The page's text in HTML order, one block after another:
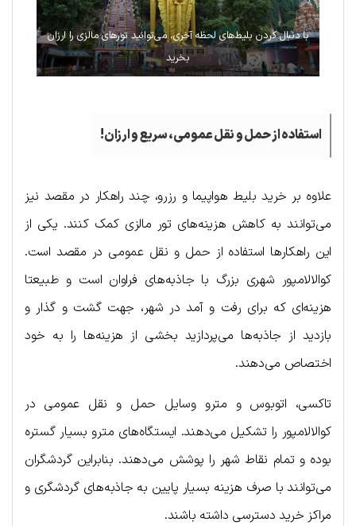
با دنبال کردن بلیط‌های لحظه آخری، می‌توانید تورهای مالزی را ارزان
بخرید
استفاده از حمل و نقل عمومی، سریع و ارزان!
علاوه بر خرید بلیط هواپیما و رزرو، چند راهکار در مقصد نیز
می‌توانند به کاهش هزینه‌های تور مالزی کمک کنند. یکی از
این راهکارها استفاده از حمل و نقل عمومی در مقصد است.
کوالالامپور شهری بزرگ با جاذبه‌های فراوان است و طبیعتا
هزینه‌ای که برای رفت و آمد در شهر، جهت گشت و گذار و
بازدید از جاذبه‌ها می‌پردازید بخشی از هزینه‌ها را به خود
اختصاص می‌دهند.
تاکسی، اتوبوس و مترو وسایل حمل و نقل عمومی در
کوالالامپور را تشکیل می‌دهند. ایستگاه‌های مترو بسیار گستره
بوده و تمام نقاط شهر را پوشش می‌دهند. بنابراین گردشگران
می‌توانند با صرف هزینه بسیار پایین به جاذبه‌های گردشگری و
مراکز خرید دسترسی داشته باشند.